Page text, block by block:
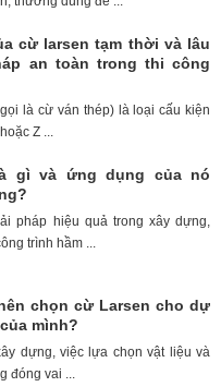
cừ larsen tạm thời và lâu
an toàn trong thi công
là cừ ván thép) là loại cấu kiện
Z ...
gì và ứng dụng của nó
pháp hiệu quả trong xây dựng,
trình hầm ...
chọn cừ Larsen cho dự
mình?
dựng, việc lựa chọn vật liệu và
đóng vai ...